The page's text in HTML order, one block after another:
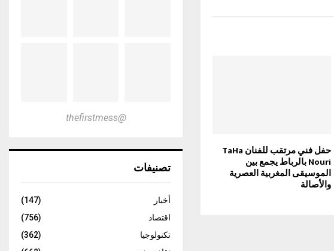
حفل فني مرتقب للفنان TaHa
Nouri بالرباط يجمع بين
الموسيقى المغربية العصرية
والأصالة
@thefirstmess
تصنيفات
أخبار
(147)
اقتصاد
(756)
تكنولوجيا
(362)